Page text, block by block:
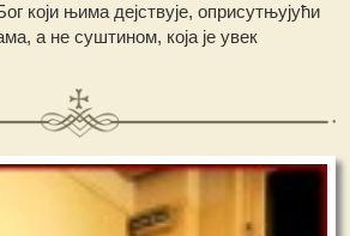
који њима дејствује, оприсутњујући
а не суштином, која је увек